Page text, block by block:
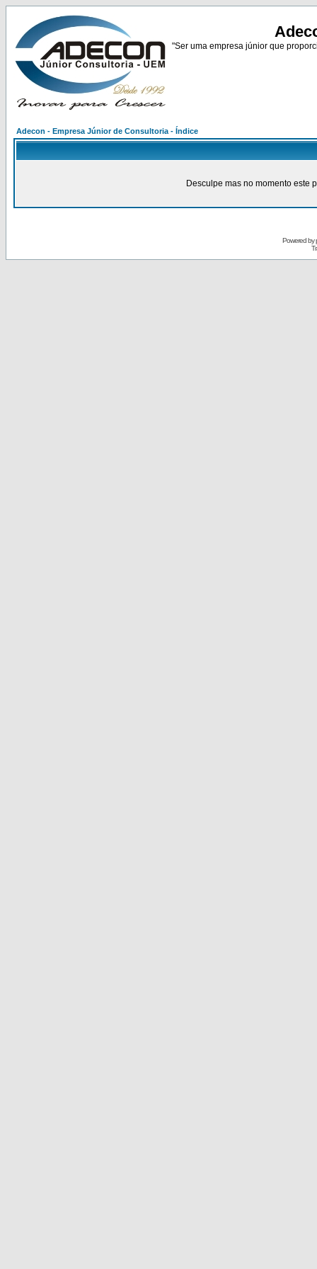
"Ser uma empresa júnior que
Adecon - Empresa Júnior de Consultoria - Índice
Desculpe mas no momento este
Powered by